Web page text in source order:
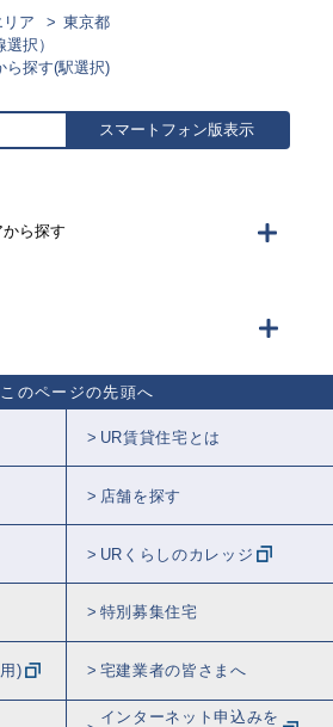
リア
東京都
択）
ら探す(駅選択)
スマートフォン版表示
ら探す
このページの先頭へ
UR賃貸住宅とは
店舗を探す
URくらしのカレッジ
特別募集住宅
) 宅建業者の皆さまへ
インターネット申込みを